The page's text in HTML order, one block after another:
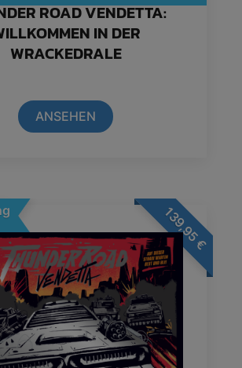
ROAD VENDETTA:
IN DER
WRACKEDRALE
ANSEHEN
139,95
€